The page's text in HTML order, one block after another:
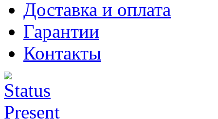
Доставка и оплата
Гарантии
Контакты